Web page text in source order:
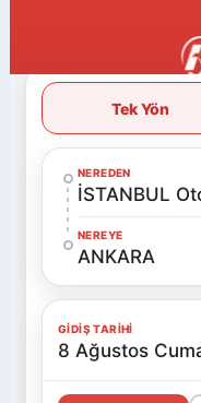
Tek Yön
NEREDEN
İSTANBUL
NEREYE
ANKARA
GIDIŞ TARIHI
8 Ağustos